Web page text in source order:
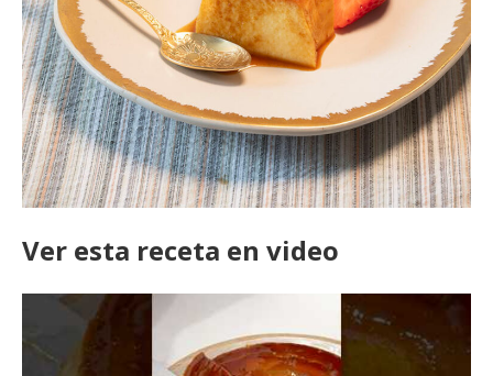
Ver esta receta en video